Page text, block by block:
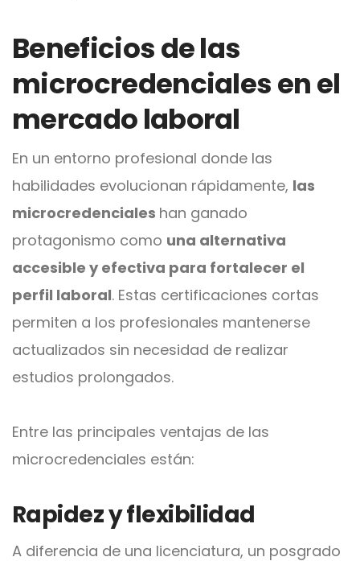
Beneficios de las
microcredenciales en el
mercado laboral
En un entorno profesional donde las
habilidades evolucionan rápidamente, las
microcredenciales han ganado
protagonismo como una alternativa
accesible y efectiva para fortalecer el
perfil laboral. Estas certificaciones cortas
permiten a los profesionales mantenerse
actualizados sin necesidad de realizar
estudios prolongados.
Entre las principales ventajas de las
microcredenciales están:
Rapidez y flexibilidad
A diferencia de una licenciatura, un posgrado